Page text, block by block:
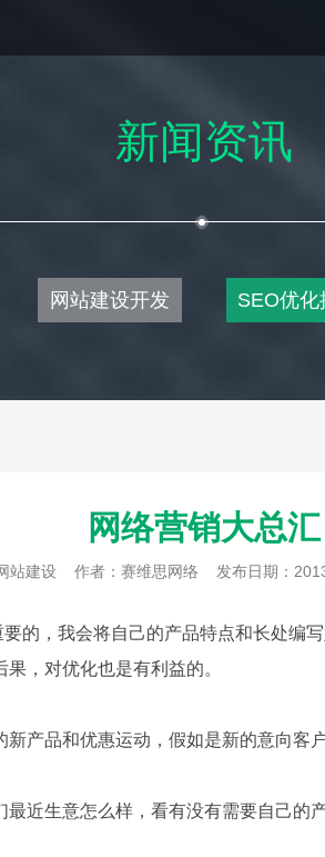
新闻资讯
网站建设开发 SEO优化
网络营销大总汇
站建设 作者：赛维思网络 发布日期：
，我会将自己的产品特点和长处编
，对优化也是有利益的。
品和优惠运动，假如是新的意向客户
生意怎么样，看有没有需要自己的产